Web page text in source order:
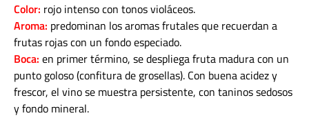
Color: rojo intenso con tonos violáceos.
Aroma: predominan los aromas frutales que recuerdan a
frutas rojas con un fondo especiado.
Boca: en primer término, se despliega fruta madura con un
punto goloso (confitura de grosellas). Con buena acidez y
frescor, el vino se muestra persistente, con taninos sedosos
y fondo mineral.